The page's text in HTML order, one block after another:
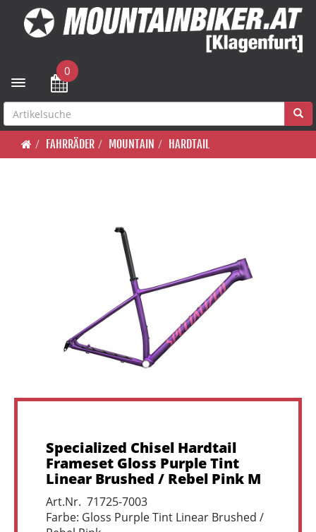
Toggle navigation
0
FAHRRÄDER MOUNTAIN HARDTAIL
Specialized Chisel Hardtail
Frameset Gloss Purple Tint
Linear Brushed / Rebel Pink M
Art.Nr. 71725-7003
Farbe: Gloss Purple Tint Linear Brushed /